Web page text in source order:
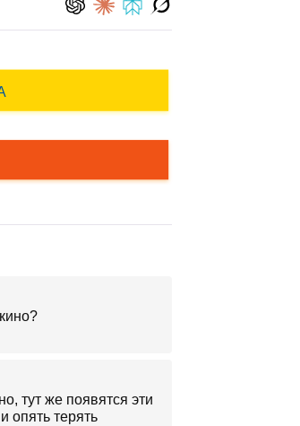
тут же появятся эти
опять терять